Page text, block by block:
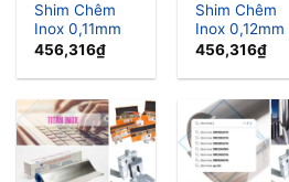
Shim Chêm
Inox 0,11mm
456,316₫
Shim Chêm
Inox 0,12mm
456,316₫